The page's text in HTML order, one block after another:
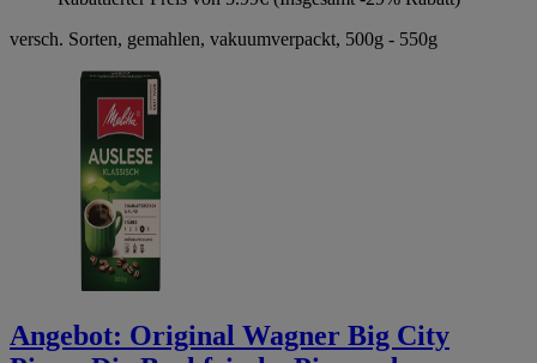
versch. Sorten, gemahlen, vakuumverpackt, 500g - 550g
Angebot: Original Wagner Big City